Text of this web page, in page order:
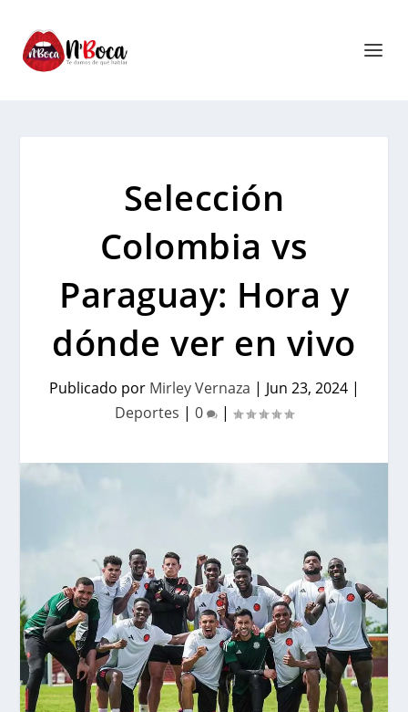
Selección
Colombia vs
Paraguay: Hora y
dónde ver en vivo
Publicado por Mirley Vernaza | Jun 23, 2024|
Deportes | 0 |